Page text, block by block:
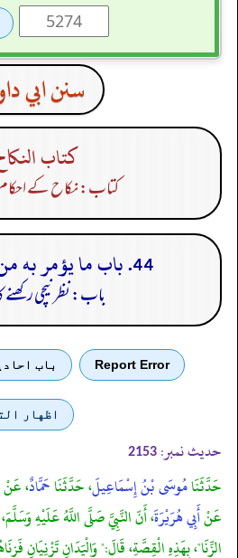
سنن ابي
كتاب
کتاب: نکاح کے
44. باب ما يؤمر به من غض البصر
باب: نظر نیچی رکھنے
Report Error باب
اظهار
حدیث نمبر: 2153
حَدَّثَنَامُوسَى بْنُ إِسْمَاعِيلَ، حَدَّثَنَاحَمَّادٌ، عَنْ
عَنْأَبِي هُرَيْرَةَ، أَنّ النَّبِيَّ صَلَّى اللَّهُ عَلَيْهِ
الزِّنَا"، بِهَذِهِ الْقِصَّةِ، قَالَ:" وَالْيَدَانِ تَزْنِيَانِ